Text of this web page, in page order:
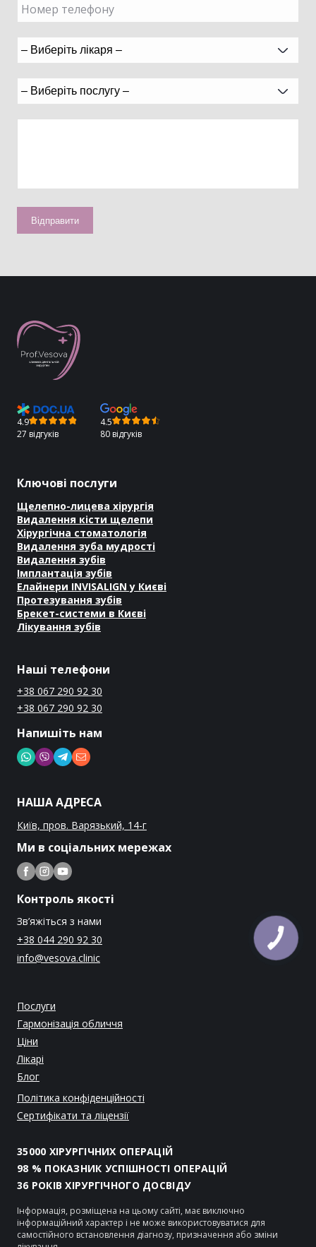
4.9
27 відгуків
4.5
80 відгуків
Ключові послуги
Щелепно-лицева хірургія
Видалення кісти щелепи
Хірургічна стоматологія
Видалення зуба мудрості
Видалення зубів
Імплантація зубів
Елайнери INVISALIGN у Києві
Протезування зубів
Брекет-системи в Києві
Лікування зубів
Наші телефони
+38 067 290 92 30
+38 067 290 92 30
Напишіть нам
НАША АДРЕСА
Київ, пров. Варязький, 14-г
Ми в соціальних мережах
Контроль якості
Зв’яжіться з нами
+38 044 290 92 30
info@vesova.clinic
Послуги
Гармонізація обличчя
Ціни
Лікарі
Блог
Політика конфіденційності
Сертифікати та ліцензії
35000 ХІРУРГІЧНИХ ОПЕРАЦІЙ
98 % ПОКАЗНИК УСПІШНОСТІ ОПЕРАЦІЙ
36 РОКІВ ХІРУРГІЧНОГО ДОСВІДУ
Інформація, розміщена на цьому сайті, має виключно
інформаційний характер і не може використовуватися для
самостійного встановлення діагнозу, призначення або зміни